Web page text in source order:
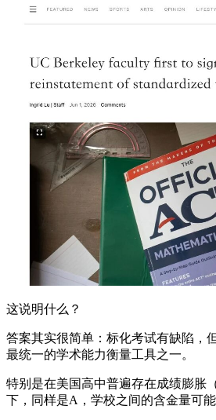
这说明什么？
答案其实很简单：标化考试有缺陷，
最统一的学术能力衡量工具之一。
特别是在美国高中普遍存在成绩膨胀
下，同样是A，学校之间的含金量可能